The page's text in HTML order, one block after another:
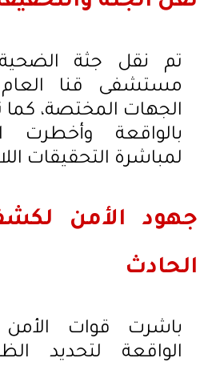
تم نقل جثة
مستشفى قنا
الجهات المختصة،
بالواقعة وأخطرت
لمباشرة التحقيقات
جهود الأمن
الحادث
باشرت قوات
الواقعة لتحديد